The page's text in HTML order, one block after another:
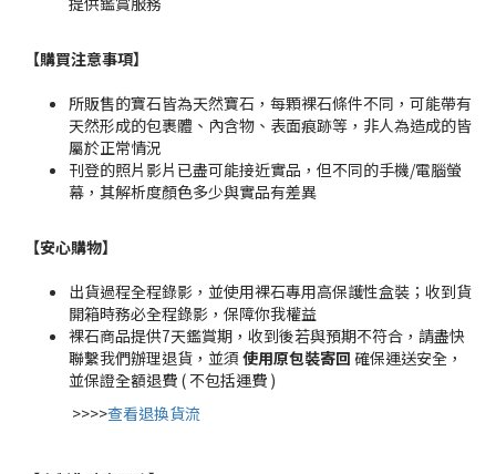
【購買注意事項】
所販售的寶石皆為天然寶石，每顆裸石條件不同，可能帶有
天然形成的包裹體、內含物、表面痕跡等，非人為造成的皆
屬於正常情況
刊登的照片影片已盡可能接近實品，但不同的手機/電腦螢
幕，其解析度顏色多少與實品有差異
【安心購物】
出貨過程全程錄影，並使用裸石專用高保護性盒裝；收到貨
開箱時務必全程錄影，保障你我權益
裸石商品提供7天鑑賞期，收到後若與預期不符合，請盡快
聯繫我們辦理退貨，並須 使用原包裝寄回 確保運送安全，
並保證全額退費 ( 不包括運費 )
>>>>查看退換貨流